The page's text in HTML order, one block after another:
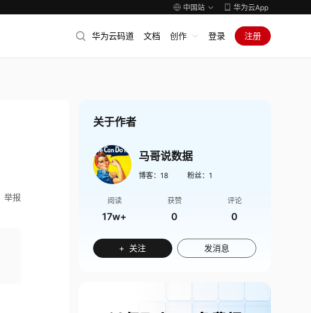
中国站 华为云App
华为云码道 文档 创作 登录 注册
举报
关于作者
马哥说数据
博客： 18 粉丝： 1
阅读
17w+
获赞
0
评论
0
+ 关注 发消息